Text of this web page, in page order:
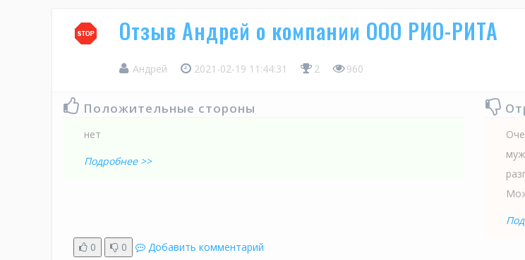
Отзыв Андрей о компании ООО РИО-РИТА
Андрей 2021-02-19 11:44:31 2 960
Положительные стороны
нет
Подробнее >>
0
0 Добавить комментарий